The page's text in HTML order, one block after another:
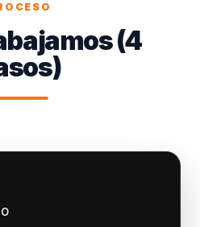
(4